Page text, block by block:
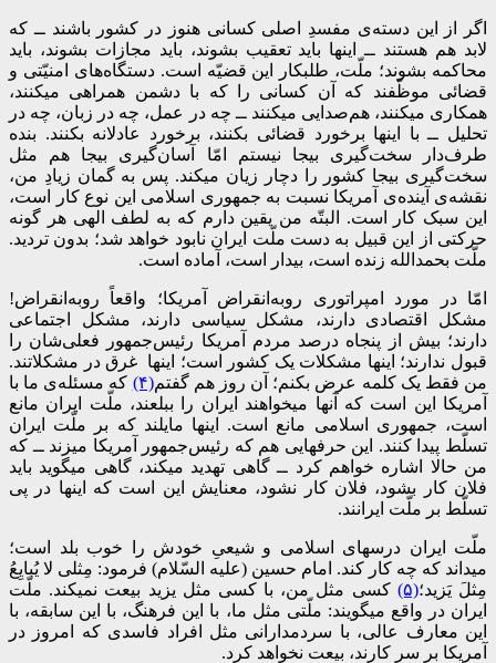
اگر از این دسته‌ی مفسدِ اصلی کسانی هنوز در کشور باشند ــ که
لابد هم هستند ــ اینها باید تعقیب بشوند، باید مجازات بشوند، باید
محاکمه بشوند؛ ملّت، طلبکار این قضیّه است. دستگاه‌های امنیّتی و
قضائی موظّفند که آن کسانی را که با دشمن همراهی میکنند،
همکاری میکنند، هم‌صدایی میکنند ــ چه در عمل، چه در زبان، چه در
تحلیل ــ با اینها برخورد قضائی بکنند، برخورد عادلانه بکنند. بنده
طرف‌دار سخت‌گیری بیجا نیستم امّا آسان‌گیری بیجا هم مثل
سخت‌گیری بیجا کشور را دچار زیان میکند. پس به گمان زیادِ من،
نقشه‌ی آینده‌ی آمریکا نسبت به جمهوری اسلامی این نوع کار است،
این سبک کار است. البتّه من یقین دارم که به لطف الهی هر گونه
حرکتی از این قبیل به دست ملّت ایران نابود خواهد شد؛ بدون تردید.
ملّت بحمدالله زنده است، بیدار است، آماده است.
امّا در مورد امپراتوری روبه‌انقراض آمریکا؛ واقعاً روبه‌انقراض!
مشکل اقتصادی دارند، مشکل سیاسی دارند، مشکل اجتماعی
دارند؛ بیش از پنجاه درصد مردم آمریکا رئیس‌جمهور فعلی‌شان را
قبول ندارند؛ اینها مشکلات یک کشور است؛ اینها غرق در مشکلاتند.
من فقط یک کلمه عرض بکنم؛ آن روز هم گفتم(۴) که مسئله‌ی ما با
آمریکا این است که آنها میخواهند ایران را ببلعند، ملّت ایران مانع
است، جمهوری اسلامی مانع است. اینها مایلند که بر ملّت ایران
تسلّط پیدا کنند. این حرفهایی هم که رئیس‌جمهور آمریکا میزند ــ که
من حالا اشاره خواهم کرد ــ گاهی تهدید میکند، گاهی میگوید باید
فلان کار بشود، فلان کار نشود، معنایش این است که اینها در پی
تسلّط بر ملّت ایرانند.
ملّت ایران درسهای اسلامی و شیعیِ خودش را خوب بلد است؛
میداند که چه‌ کار کند. امام حسین (علیه السّلام) فرمود: مِثلی لا یُبایِعُ
مِثلَ یَزید؛(۵) کسی مثل من، با کسی مثل یزید بیعت نمیکند. ملّت
ایران در واقع میگویند: ملّتی مثل ما، با این فرهنگ، با این سابقه، با
این معارف عالی، با سردمدارانی مثل افراد فاسدی که امروز در
آمریکا بر سر کارند، بیعت نخواهد کرد.